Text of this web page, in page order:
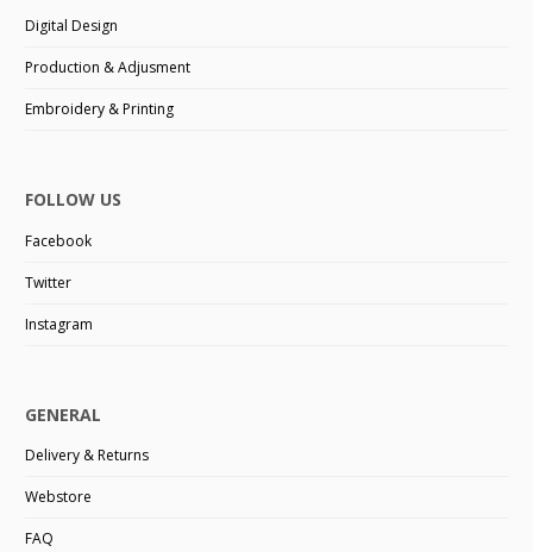
Digital Design
Production & Adjusment
Embroidery & Printing
FOLLOW US
Facebook
Twitter
Instagram
GENERAL
Delivery & Returns
Webstore
FAQ